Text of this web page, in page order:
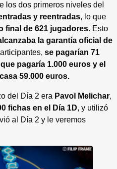
los dos primeros niveles del
y reentradas, lo que
final de 621 jugadores. Esto
la garantía oficial de
se pagarían 71
pagaría 1.000 euros y el
59.000 euros.
del Día 2 era Pavol Melichar,
fichas en el Día 1D, y utilizó
al Día 2 y le veremos